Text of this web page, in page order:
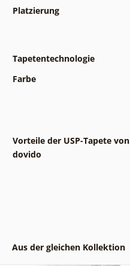
Platzierung
Tapetentechnologie
Farbe
Vorteile der USP-Tapete von
dovido
Aus der gleichen Kollektion